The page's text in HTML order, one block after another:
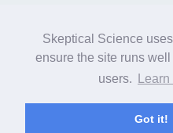
Skeptical Science
ensure the site runs
users.
Got it!